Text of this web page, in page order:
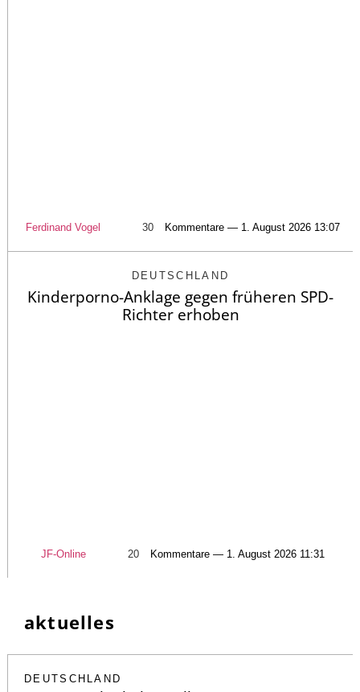
Ferdinand Vogel 30 Kommentare — 1. August 2026 13:07
DEUTSCHLAND
Kinderporno-Anklage gegen früheren SPD-
Richter erhoben
JF-Online 20 Kommentare — 1. August 2026 11:31
aktuelles
DEUTSCHLAND